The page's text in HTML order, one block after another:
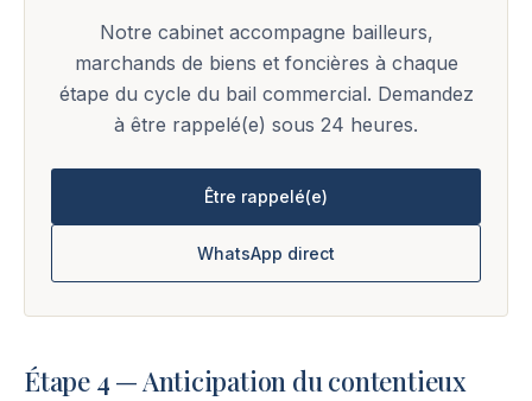
Notre cabinet accompagne bailleurs,
marchands de biens et foncières à chaque
étape du cycle du bail commercial. Demandez
à être rappelé(e) sous 24 heures.
Être rappelé(e)
WhatsApp direct
Étape 4 — Anticipation du contentieux